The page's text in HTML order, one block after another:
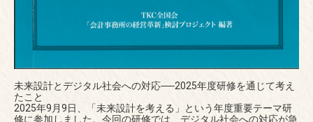
未来設計とデジタル社会への対応──2025年度研修を通じて考え
たこと
2025年9月9日、「未来設計を考える」という年度重要テーマ研
修に参加しました。今回の研修では、デジタル社会への対応が急